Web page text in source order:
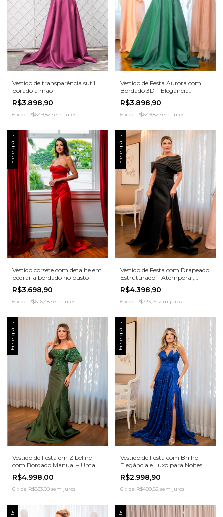
Vestido de transparência sutil
borado a mão
R$3.898,90
6 x de R$649,82 sem juros
Vestido de Festa Aurora com
Bordado 3D – Elegância
Atemporal para Momentos
Memoráveis
R$3.898,90
6 x de R$649,82 sem juros
Frete grátis
Vestido corsete com detalhe em
pedraria bordado no busto
R$3.698,90
6 x de R$616,48 sem juros
Frete grátis
Vestido de Festa com Drapeado
Estruturado – Atemporal,
Sofisticado e Poderoso
R$4.398,90
6 x de R$733,15 sem juros
Frete grátis
Vestido de Festa em Zibeline
com Bordado Manual – Uma
Obra de Arte em Verde
Elegância
R$4.998,00
6 x de R$833,00 sem juros
Frete grátis
Vestido de Festa com Brilho –
Elegância e Luxo para Noites
Inesquecíveis
R$2.998,90
6 x de R$499,82 sem juros